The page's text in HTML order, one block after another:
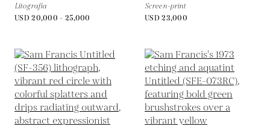
Litografía
USD 20,000 - 25,000
Screen-print
USD 23,000